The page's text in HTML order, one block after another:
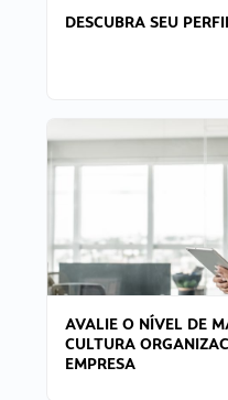
DESCUBRA SEU
AVALIE O NÍVEL DE
CULTURA
EMPRESA